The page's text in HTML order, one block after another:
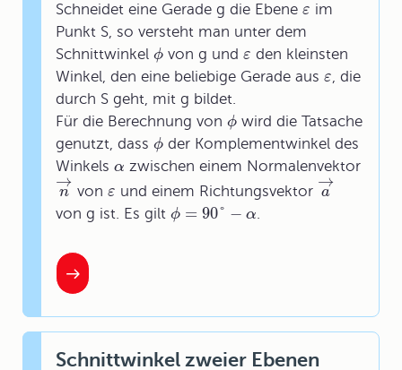
Schneidet eine Gerade g die Ebene ε im
Punkt S, so versteht man unter dem
Schnittwinkel ϕ von g undε den kleinsten
Winkel, den eine beliebige Gerade aus ε , die
durch S geht, mit g bildet.
Für die Berechnung von ϕ wird die Tatsache
genutzt, dass ϕ der Komplementwinkel des
Winkels α zwischen einem Normalenvektor
n
→
von ε und einem Richtungsvektor a
→
von g ist. Es gilt ϕ = 90° − α
Schnittwinkel zweier Ebenen